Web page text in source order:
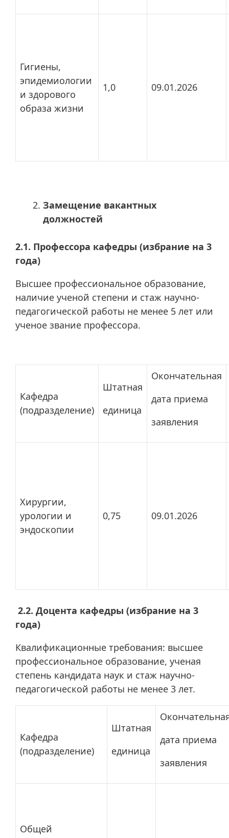
Гигиены,
эпидемиологии
и здорового
образа жизни
1,0 09.01.2026
Замещение вакантных
должностей
2.1. Профессора кафедры (избрание на 3
года)
Высшее профессиональное образование,
наличие ученой степени и стаж научно-
педагогической работы не менее 5 лет или
ученое звание профессора.
Кафедра
(подразделение)
Штатная
единица
Окончательная
дата приема
заявления
Хирургии,
урологии и
эндоскопии
0,75 09.01.2026
2.2. Доцента кафедры (избрание на 3
года)
Квалификационные требования: высшее
профессиональное образование, ученая
степень кандидата наук и стаж научно-
педагогической работы не менее 3 лет.
Кафедра
(подразделение)
Штатная
единица
дата приема
заявления
Общей